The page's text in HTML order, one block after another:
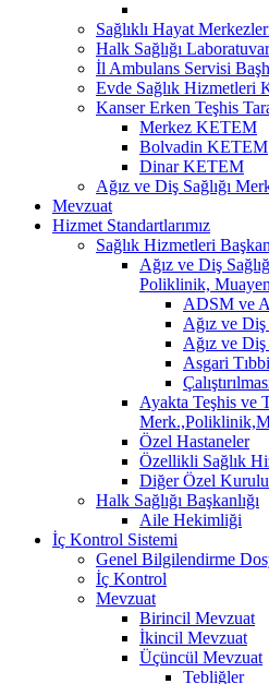
Sağlıklı Hayat
Halk Sağlığı
İl Ambulans Servisi
Evde Sağlık Hizmetleri
Kanser Erken Teşhis
Merkez KETEM
Bolvadin KETEM
Dinar KETEM
Ağız ve Diş Sağlığı
Mevzuat
Hizmet Standartlarımız
Sağlık Hizmetleri
Ağız ve Diş
Poliklinik,
ADSM ve
Ağız ve Diş
Ağız ve
Asgari
Ayakta Teşhis ve
Özel Hastaneler
Özellikli Sağlık
Diğer Özel
Halk Sağlığı Başkanlığı
Aile Hekimliği
İç Kontrol Sistemi
Genel Bilgilendirme
İç Kontrol
Mevzuat
Birincil Mevzuat
İkincil Mevzuat
Üçüncül Mevzuat
Tebliğler